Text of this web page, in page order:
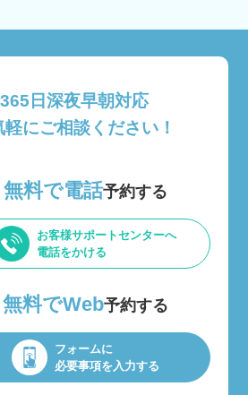
日深夜早朝対応
軽にご相談ください！
無料で電話予約する
お客様サポートセンターへ
電話をかける
無料でWeb予約する
フォームに
必要事項を入力する